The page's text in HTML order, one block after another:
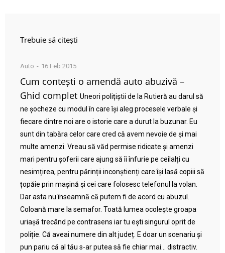
Trebuie să citești
Auto 16 Feb 2015
Cum contești o amendă auto abuzivă –
Ghid complet Uneori polițiștii de la Rutieră au darul să
ne șocheze cu modul în care își aleg procesele verbale și
fiecare dintre noi are o istorie care a durut la buzunar. Eu
sunt din tabăra celor care cred că avem nevoie de și mai
multe amenzi. Vreau să văd permise ridicate și amenzi
mari pentru șoferii care ajung să îi înfurie pe ceilalți cu
nesimțirea, pentru părinții inconștienți care își lasă copiii să
țopăie prin mașină și cei care folosesc telefonul la volan.
Dar asta nu înseamnă că putem fi de acord cu abuzul.
Coloană mare la semafor. Toată lumea ocolește groapa
uriașă trecând pe contrasens iar tu ești singurul oprit de
poliție. Că aveai numere din alt județ. E doar un scenariu și
pun pariu că al tău s-ar putea să fie chiar mai… distractiv.